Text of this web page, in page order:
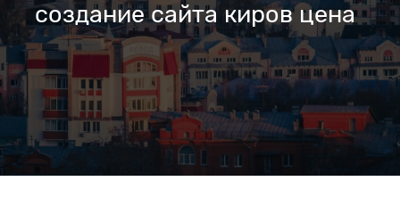
создание сайта киров цена